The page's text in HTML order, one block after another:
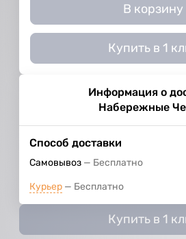
В корзину
Купить в 1
Информация о
Набережные
Способ доставки
Самовывоз Бесплатно
Курьер Бесплатно
Купить в 1